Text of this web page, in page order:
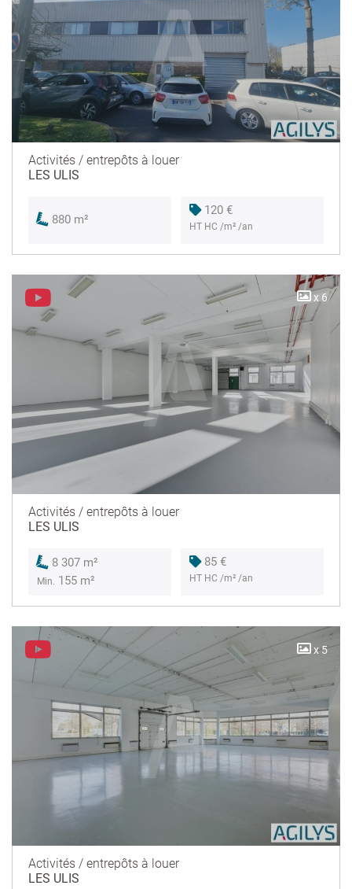
Activités / entrepôts à louer
LES ULIS
880 m²
120 €
HT HC /m² /an
x 6
Activités / entrepôts à louer
LES ULIS
8 307 m²
Min. 155 m²
85 €
HT HC /m² /an
x 5
Activités / entrepôts à louer
LES ULIS